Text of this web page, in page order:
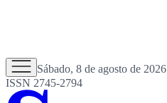
Sábado, 8 de agosto de 2026
ISSN 2745-2794